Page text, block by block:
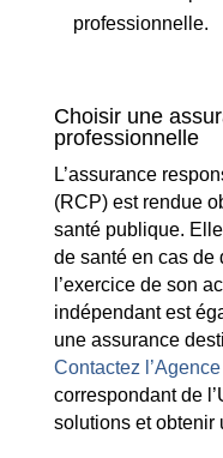
professionnelle.
Choisir une
professionnelle
L’assurance
(RCP) est rendue
santé publique.
de santé en cas de
l’exercice de son
indépendant est
une assurance
Contactez
correspondant de
solutions et obtenir